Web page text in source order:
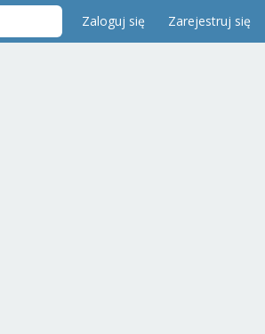
Zaloguj się Zarejestruj się